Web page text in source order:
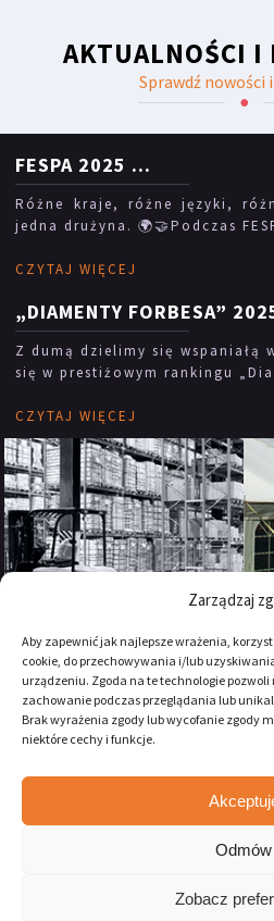
Zarządzaj
Aby zapewnić jak najlepsze wrażenia,
cookie, do przechowywania i/lub
urządzeniu. Zgoda na te technologie
zachowanie podczas przeglądania lub
Brak wyrażenia zgody lub wycofanie zgody
niektóre cechy i funkcje.
Odmów
Zobacz
AKTUALNOŚCI I
Sprawdź nowości
FESPA 2025 ...
Różne kraje, różne języki,
jedna drużyna. 🌍🤝Podczas
CZYTAJ WIĘCEJ
„DIAMENTY FORBESA”
Z dumą dzielimy się wspaniałą
się w prestiżowym rankingu
CZYTAJ WIĘCEJ